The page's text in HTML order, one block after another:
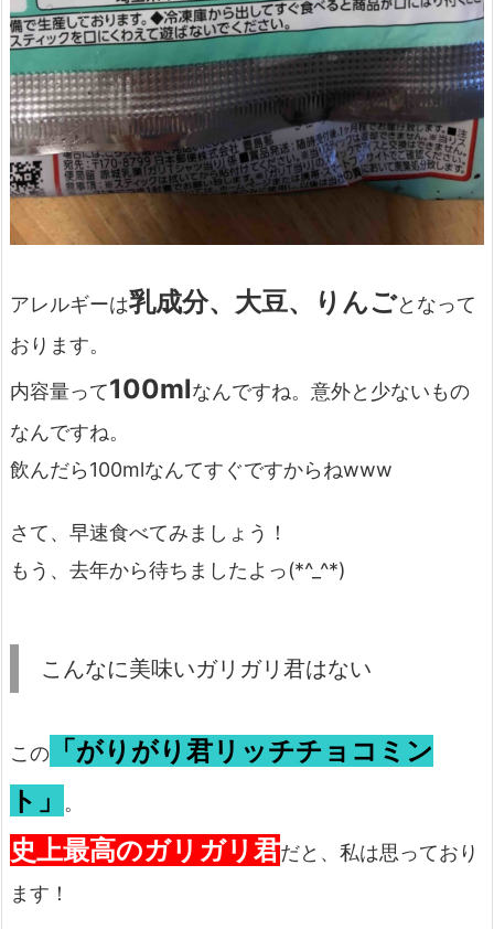
アレルギーは乳成分、大豆、りんごとなって
おります。
内容量って100mlなんですね。意外と少ないもの
なんですね。
飲んだら100mlなんてすぐですからねwww
さて、早速食べてみましょう！
もう、去年から待ちましたよっ(*^_^*)
こんなに美味いガリガリ君はない
この
「がりがり君リッチチョコミン
ト」
。
史上最高のガリガリ君だと、私は思っており
ます！